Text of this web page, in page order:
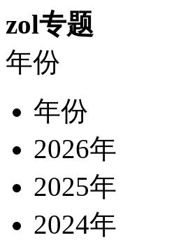
zol专题
年份
年份
2026年
2025年
2024年